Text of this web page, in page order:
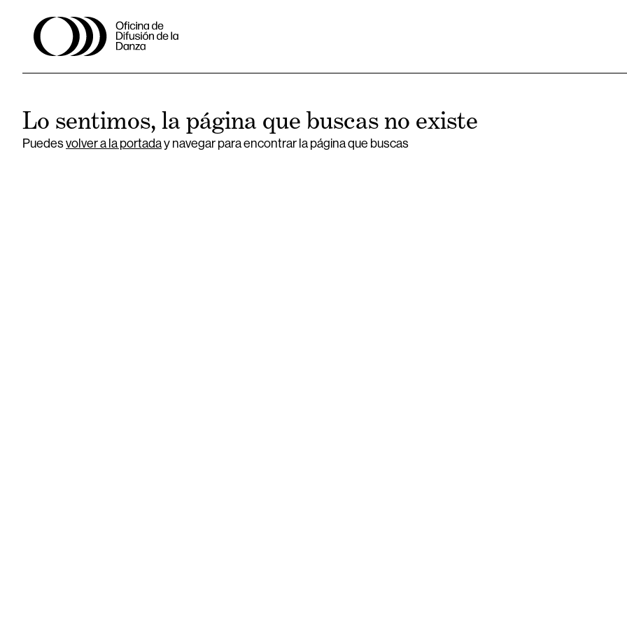
Lo sentimos, la página que buscas no existe
Puedesvolver a la portaday navegar para encontrar la página que buscas